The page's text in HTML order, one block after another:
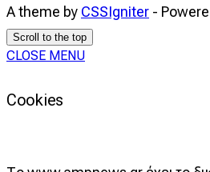
A theme by CSSIgniter -
Scroll to the top
CLOSE MENU
Cookies